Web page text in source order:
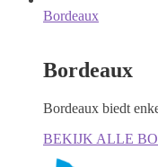
Bordeaux
Bordeaux
Bordeaux biedt
BEKIJK ALLE